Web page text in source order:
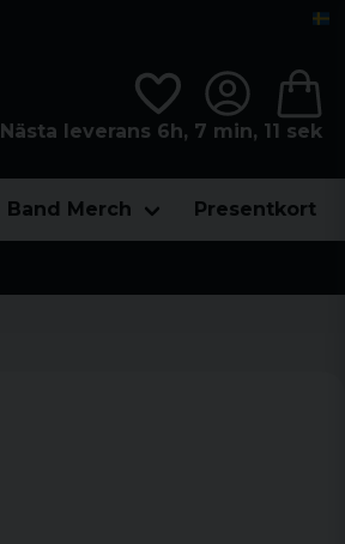
Nästa leverans 6h, 7 min, 10 sek
Band Merch Presentkort